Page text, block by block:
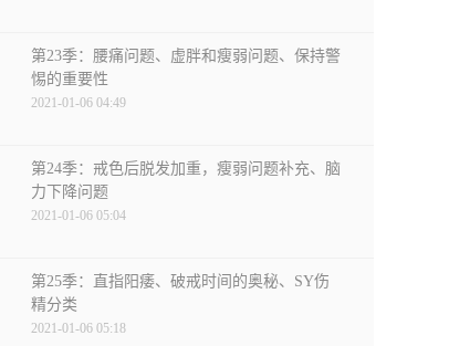
第23季：腰痛问题、虚胖和瘦弱问题、保持警
惕的重要性
2021-01-06 04:49
第24季：戒色后脱发加重，瘦弱问题补充、脑
力下降问题
2021-01-06 05:04
第25季：直指阳痿、破戒时间的奥秘、SY伤
精分类
2021-01-06 05:18